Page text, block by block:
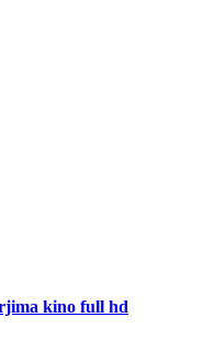
kino full hd